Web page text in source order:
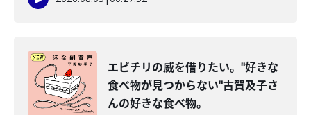
エビチリの威を借りたい。"好きな
食べ物が見つからない"古賀及子さ
んの好きな食べ物。